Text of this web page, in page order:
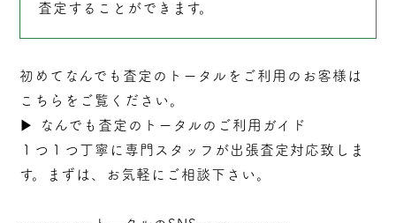
査定することができます。
初めてなんでも査定のトータルをご利用のお客様は
こちらをご覧ください。
▶︎
なんでも査定のトータルのご利用ガイド
１つ１つ丁寧に専門スタッフが出張査定対応致しま
す。まずは、お気軽にご相談下さい。